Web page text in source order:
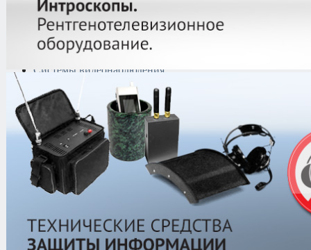
Металлодетекторы
Полиграфы
Противокражные системы
Рации и Аксессуары
Переговорные устройства
Системы видеонаблюдения
IP-видеонаблюдение
HD CCTV
Видеодомофоны
Видеорегистраторы
Аксессуары
Видеокамеры
Объективы
Мегапиксельные
Фиксированные
TFT мониторы
Видеосервера
Программное